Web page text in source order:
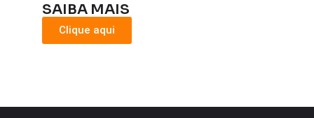
SAIBA MAIS
Clique aqui